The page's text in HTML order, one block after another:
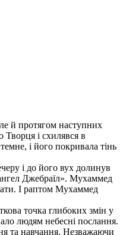
й протягом наступних
і схилявся в
і його покривала тінь
і до його вух долинув
Джебраїл». Мухаммед
І раптом Мухаммед
точка глибоких змін у
людям небесні послання.
та навчання. Незважаючи